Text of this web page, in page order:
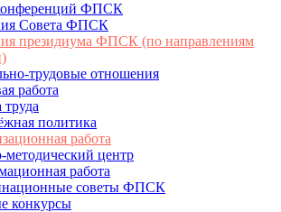
ФПСК
Совета ФПСК
президиума ФПСК (по направлениям
трудовые отношения
работа
политика
работа
методический центр
работа
советы ФПСК
конкурсы